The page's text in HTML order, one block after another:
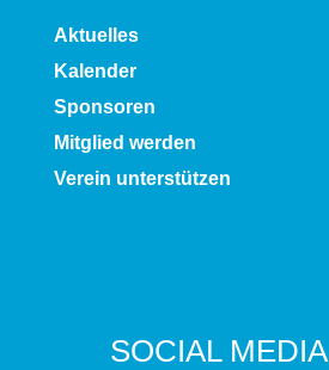
Aktuelles
Kalender
Sponsoren
Mitglied werden
Verein unterstützen
SOCIAL MEDIA